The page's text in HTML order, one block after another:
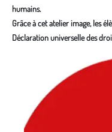
humains.
Grâce à cet atelier image, les
Déclaration universelle des